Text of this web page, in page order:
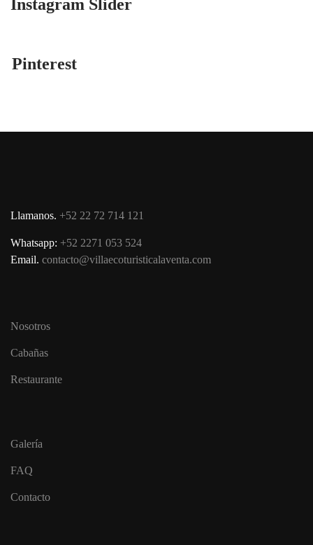
Instagram Slider
Pinterest
Llamanos. +52 22 72 714 121
Whatsapp: +52 2271 053 524
Email. contacto@villaecoturisticalaventa.com
Nosotros
Cabañas
Restaurante
Galería
FAQ
Contacto